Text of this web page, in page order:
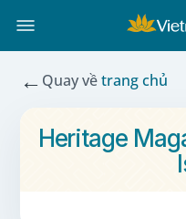
← Quay vềtrang chủ
Heritage